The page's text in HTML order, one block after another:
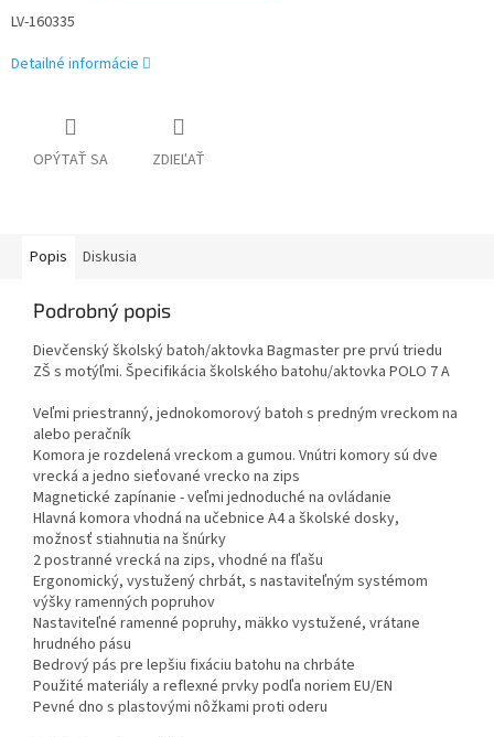
LV-160335
Detailné informácie
OPÝTAŤ SA ZDIEĽAŤ
Popis Diskusia
Podrobný popis
Dievčenský školský batoh/aktovka Bagmaster pre prvú triedu
ZŠ s motýľmi. Špecifikácia školského batohu/aktovka POLO 7 A
Veľmi priestranný, jednokomorový batoh s predným vreckom na
alebo peračník
Komora je rozdelená vreckom a gumou. Vnútri komory sú dve
vrecká a jedno sieťované vrecko na zips
Magnetické zapínanie - veľmi jednoduché na ovládanie
Hlavná komora vhodná na učebnice A4 a školské dosky,
možnosť stiahnutia na šnúrky
2 postranné vrecká na zips, vhodné na fľašu
Ergonomický, vystužený chrbát, s nastaviteľným systémom
výšky ramenných popruhov
Nastaviteľné ramenné popruhy, mäkko vystužené, vrátane
hrudného pásu
Bedrový pás pre lepšiu fixáciu batohu na chrbáte
Použité materiály a reflexné prvky podľa noriem EU/EN
Pevné dno s plastovými nôžkami proti oderu